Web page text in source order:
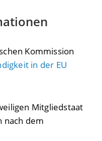
Kommission
in der EU
Mitgliedstaat
nach dem